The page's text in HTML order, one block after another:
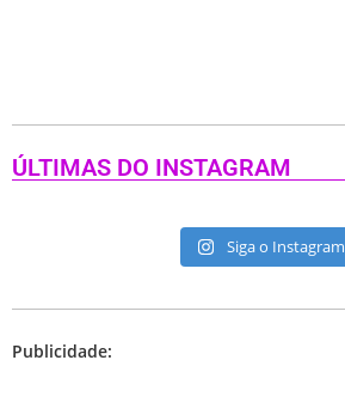
ÚLTIMAS DO INSTAGRAM
Siga o Instagram
Publicidade: